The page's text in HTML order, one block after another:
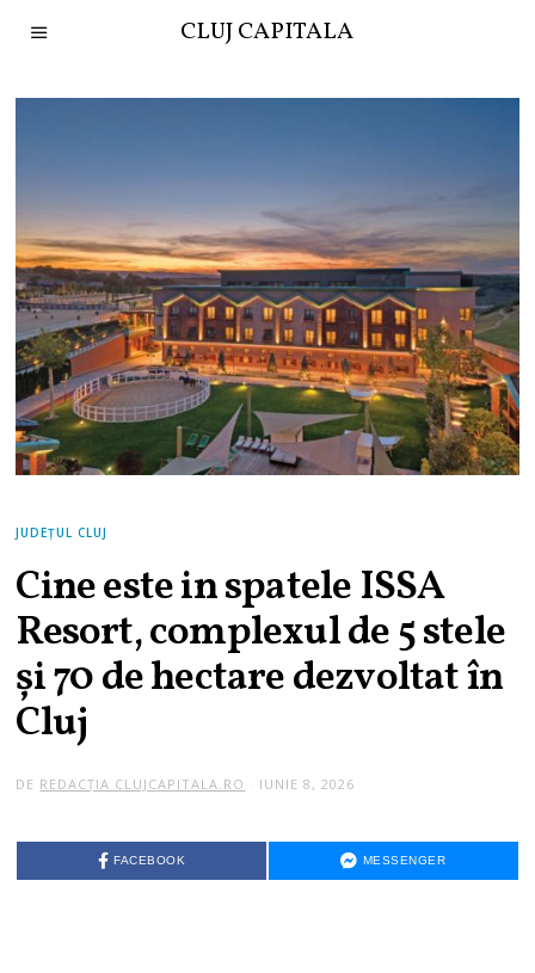
CLUJ CAPITALA
JUDEȚUL CLUJ
Cine este in spatele ISSA
Resort, complexul de 5 stele
şi 70 de hectare dezvoltat în
Cluj
DE REDACȚIA CLUJCAPITALA.RO IUNIE 8, 2026
I
E
FACEBOOK MESSENGER